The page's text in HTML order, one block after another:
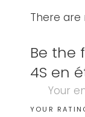
There are
Be the
4S en
Your
YOUR